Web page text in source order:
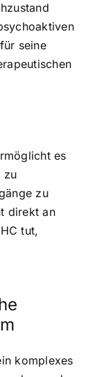
seine
es
zu
zu
direkt an
tut,
komplexes